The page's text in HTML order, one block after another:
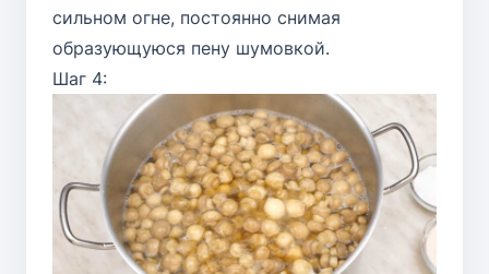
сильном огне, постоянно снимая
образующуюся пену шумовкой.
Шаг 4: